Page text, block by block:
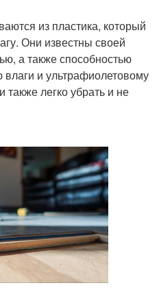
из пластика, который
Они известны своей
а также способностью
влаги и ультрафиолетовому
легко убрать и не